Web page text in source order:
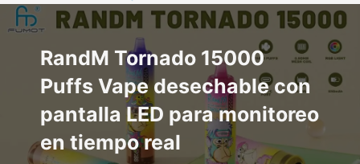
RandM Tornado 15000
Puffs Vape desechable con
pantalla LED para monitoreo
en tiempo real